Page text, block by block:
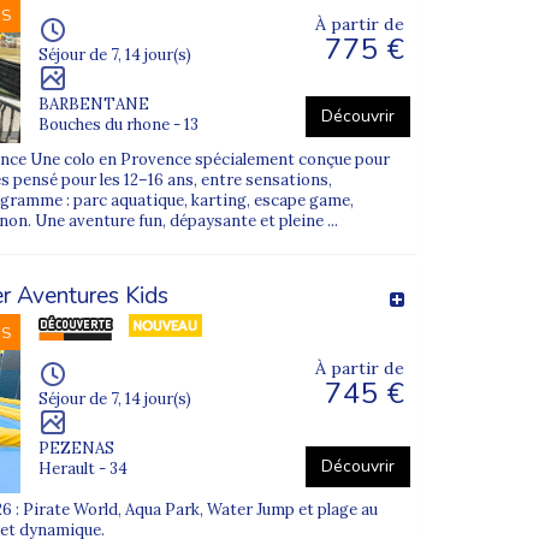
le trajet.
toutes les informations de rendez-vous
Séjour de 7, 14 jour(s)
BARBENTANE
Bouches du rhone - 13
À partir de
775 €
Découvrir
Une colo en Provence spécialement conçue pour
pour les 12–16 ans, entre sensations,
: parc aquatique, karting, escape game,
Une aventure fun, dépaysante et pleine ...
Aventures Kids
Séjour de 7, 14 jour(s)
PEZENAS
Herault - 34
À partir de
745 €
Découvrir
: Pirate World, Aqua Park, Water Jump et plage au
dynamique.